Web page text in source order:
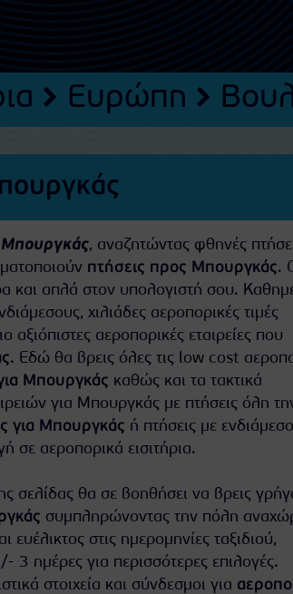
Ευρώπη
Μπουργκάς, αναζητώντας φθηνές
πτήσεις προς Μπουργκάς.
και απλά στον υπολογιστή σου.
χιλιάδες αεροπορικές τιμές
αξιόπιστες αεροπορικές εταιρείες που
. Εδώ θα βρεις όλες τις low cost
Μπουργκάς καθώς και τα τακτικά
για Μπουργκάς με πτήσεις όλη
για Μπουργκάς ή πτήσεις με ενδιάμεσο
σε αεροπορικά εισιτήρια.
σελίδας θα σε βοηθήσει να βρεις
συμπληρώνοντας την πόλη
ευέλικτος στις ημερομηνίες ταξιδιού,
3 ημέρες για περισσότερες επιλογές.
στοιχεία και σύνδεσμοι για